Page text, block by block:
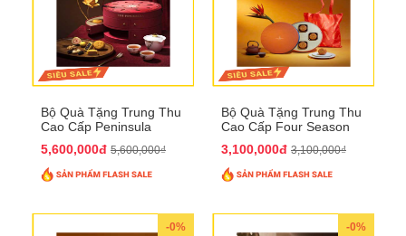
Bộ Quà Tặng Trung Thu
Cao Cấp Peninsula
5,600,000đ 5,600,000₫
Bộ Quà Tặng Trung Thu
Cao Cấp Four Season
3,100,000đ 3,100,000₫
-0% -0%